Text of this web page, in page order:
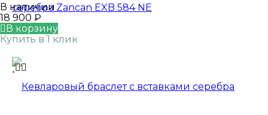
В наличии
18 900 ₽
В корзину
Купить в 1 клик